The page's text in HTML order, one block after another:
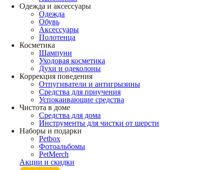
Одежда и аксессуары
Одежда
Обувь
Аксессуары
Полотенца
Косметика
Шампуни
Уходовая косметика
Духи и одеколоны
Коррекция поведения
Отпугиватели и антигрызины
Средства для приучения
Успокаивающие средства
Чистота в доме
Средства для дома
Инструменты для чистки от шерсти
Наборы и подарки
Petbox
Фотоальбомы
PetMerch
Акции и скидки